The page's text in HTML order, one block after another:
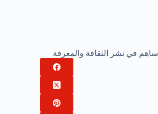
ساهم في نشر الثقافة والمعرفة